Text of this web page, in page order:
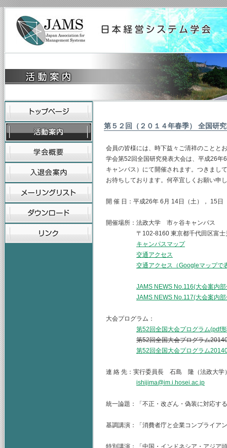
第５２回（２０１４年春季） 全国研
会員の皆様には、時下益々ご清祥のことと
学会第52回全国研究発表大会は、平成26
キャンパス）にて開催されます。つきまし
お待ちしております。何卒宜しくお願い申
開 催 日：平成26年 6月 14日（土）， 15日
開催場所：法政大学 市ヶ谷キャンパス
〒102-8160 東京都千代田区富士
キャンパスマップ
交通アクセス
交通アクセス（Googleマップで
JAMS NEWS No.116(大会案内
JAMS NEWS No.117(大会案内
大会プログラム：
第52回全国大会プログラム(pdf
第52回全国大会プログラム
第52回全国大会プログラム
連 絡 先：実行委員長 石島 隆（法政大学
ishijima@im.i.hosei.ac.jp
統一論題：「不正・改ざん・偽装に対応す
基調講演：「消費者庁と企業コンプ
特別講演：「中国・インドネシア・アジ